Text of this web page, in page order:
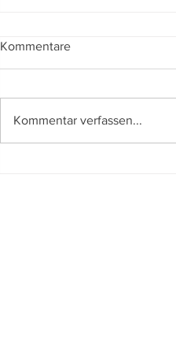
Kommentare
Kommentar verfassen...